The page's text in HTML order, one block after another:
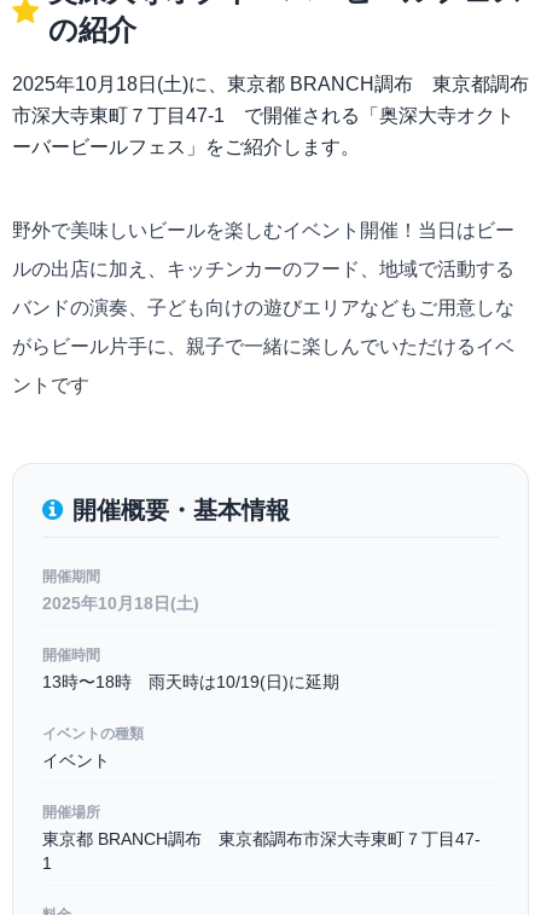
の紹介
2025年10月18日(土)に、東京都 BRANCH調布 東京都調布
市深大寺東町７丁目47-1 で開催される「奥深大寺オクト
ーバービールフェス」をご紹介します。
野外で美味しいビールを楽しむイベント開催！当日はビー
ルの出店に加え、キッチンカーのフード、地域で活動する
バンドの演奏、子ども向けの遊びエリアなどもご用意しな
がらビール片手に、親子で一緒に楽しんでいただけるイベ
ントです
開催概要・基本情報
開催期間
2025年10月18日(土)
開催時間
13時〜18時 雨天時は10/19(日)に延期
イベントの種類
イベント
開催場所
東京都 BRANCH調布 東京都調布市深大寺東町７丁目47-
1